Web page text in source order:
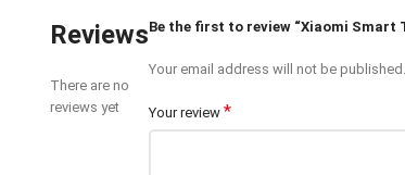
Reviews
There are no
reviews yet
Be the first to review “Xiaomi Smart
Your email address will not be published.
Your review *